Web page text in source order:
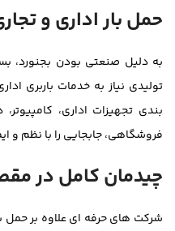
حمل بار اداری و
به دلیل صنعتی بودن بجنورد،
تولیدی نیاز به خدمات باربری
بندی تجهیزات اداری،
فروشگاهی، جابجایی را با نظم و
چیدمان کامل در
شرکت های حرفه ای علاوه بر حمل